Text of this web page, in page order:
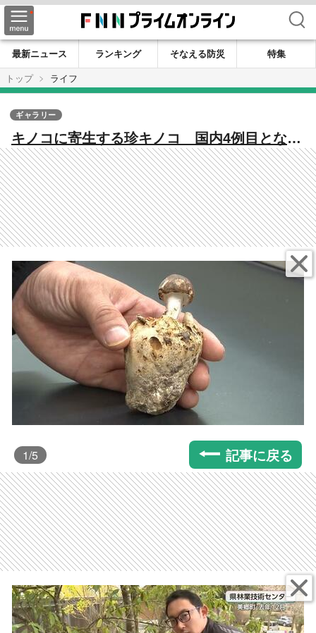
検索
最新ニュース ランキング そなえる防災
特集
トップ
ライフ
キノコに寄生する珍キノコ 国内4例目となる
マツタケ似の「ブンゴツボマツタケ」を宮崎
県で初確認 他にも発生地がないか確認へ
ギャラリー
1/5 記事に戻る